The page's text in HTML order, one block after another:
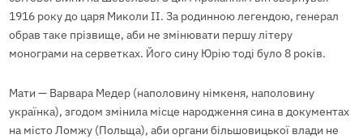
1916 року до царя Миколи II. За родинною легендою, генерал
обрав таке прізвище, аби не змінювати першу літеру
монограми на серветках. Його сину Юрію тоді було 8 років.
Мати — Варвара Медер (наполовину німкеня, наполовину
українка), згодом змінила місце народження сина в документах
на місто Ломжу (Польща), аби органи більшовицької влади не